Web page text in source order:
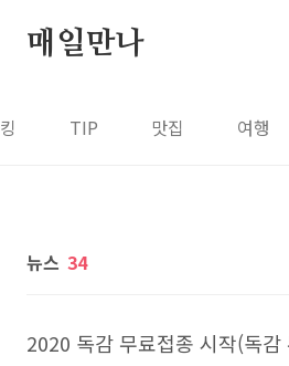
매일만나
TIP 맛집 여행
뉴스 34